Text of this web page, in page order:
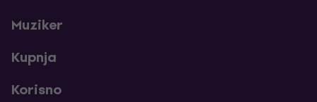
Muziker
Kupnja
Korisno